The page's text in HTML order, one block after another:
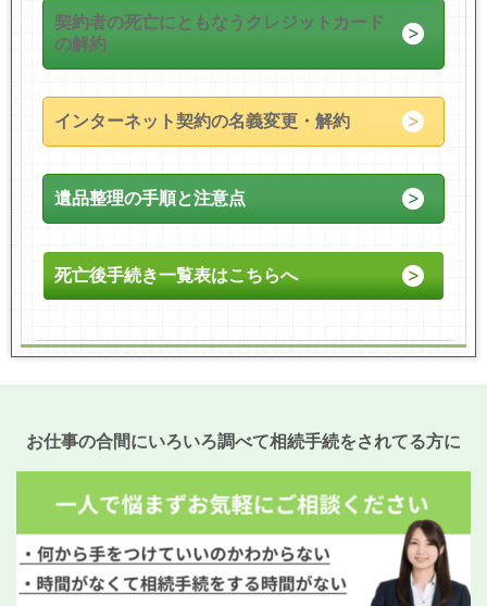
契約者の死亡にともなうクレジットカード
の解約
インターネット契約の名義変更・解約
遺品整理の手順と注意点
死亡後手続き一覧表はこちらへ
お仕事の合間にいろいろ調べて相続手続をされてる方に